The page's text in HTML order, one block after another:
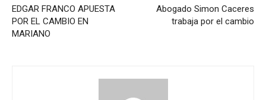
EDGAR FRANCO APUESTA
POR EL CAMBIO EN
MARIANO
Abogado Simon Caceres
trabaja por el cambio